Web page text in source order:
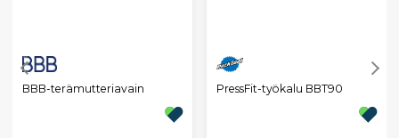
BBB-terämutteriavain PressFit-työkalu BBT90